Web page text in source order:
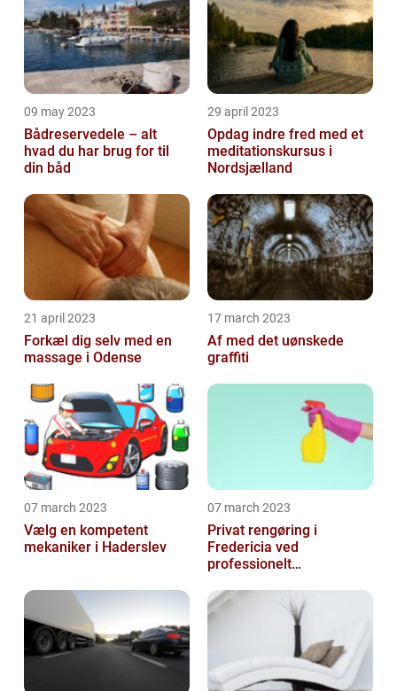
09 may 2023
Bådreservedele – alt
hvad du har brug for til
din båd
29 april 2023
Opdag indre fred med et
meditationskursus i
Nordsjælland
21 april 2023
Forkæl dig selv med en
massage i Odense
17 march 2023
Af med det uønskede
graffiti
07 march 2023
Vælg en kompetent
mekaniker i Haderslev
07 march 2023
Privat rengøring i
Fredericia ved
professionelt